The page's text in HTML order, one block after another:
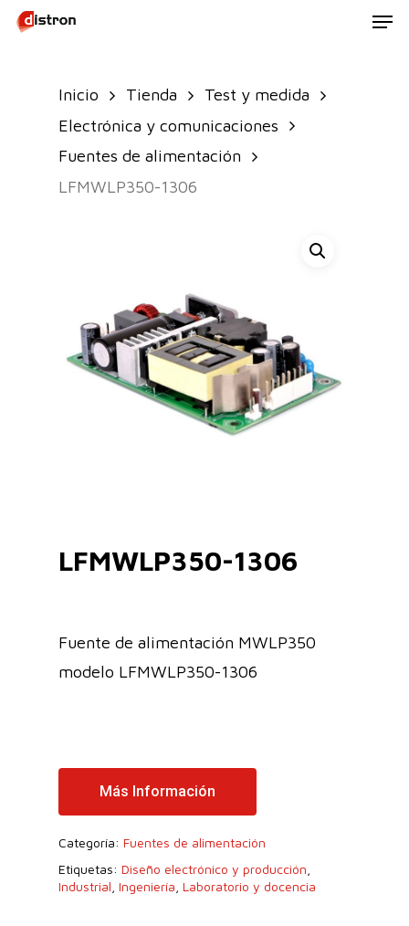
Skip
Inicio Tienda
Test y medida
Electrónica y comunicaciones
Fuentes de alimentación
LFMWLP350-1306
LFMWLP350-1306
Fuente de alimentación MWLP350
modelo LFMWLP350-1306
Más Información
Categoría: Fuentes de alimentación
Etiquetas: Diseño electrónico y producción
Industrial Ingeniería Laboratorio y docencia